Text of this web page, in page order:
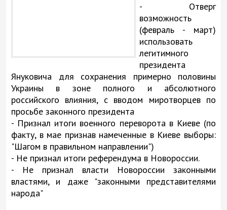
- Отверг
возможность
(февраль - март)
использовать
легитимного
президента
Януковича для сохранения примерно половины
Украины в зоне полного и абсолютного
российского влияния, с вводом миротворцев по
просьбе законного президента
- Признал итоги военного переворота в Киеве (по
факту, в мае признав намеченные в Киеве выборы:
"Шагом в правильном направлении")
- Не признал итоги референдума в Новороссии.
- Не признал власти Новороссии законными
властями, и даже "законными представителями
народа"